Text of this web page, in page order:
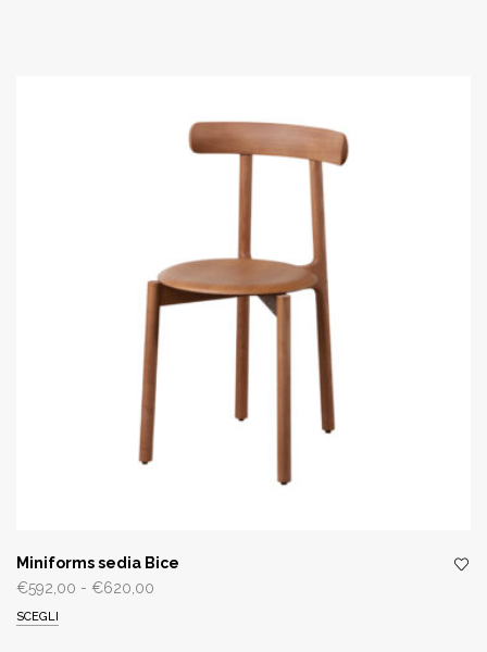
Miniforms sedia Bice
€592,00 - €620,00
SCEGLI